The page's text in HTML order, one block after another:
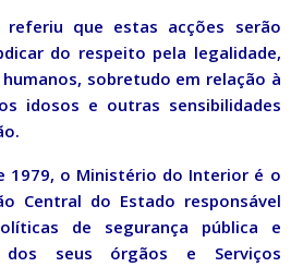
referiu que estas acções serão
do respeito pela legalidade,
sobretudo em relação à
idosos e outras sensibilidades
1979, o Ministério do Interior é o
Central do Estado responsável
de segurança pública e
dos seus órgãos e Serviços